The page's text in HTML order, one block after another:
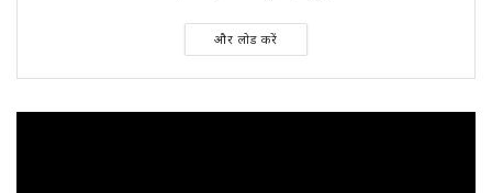
और लोड करें